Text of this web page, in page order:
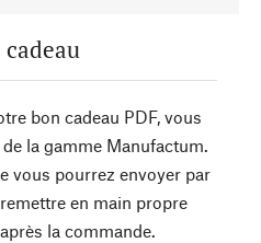
cadeau
bon cadeau PDF, vous
la gamme Manufactum.
vous pourrez envoyer par
en main propre
la commande.